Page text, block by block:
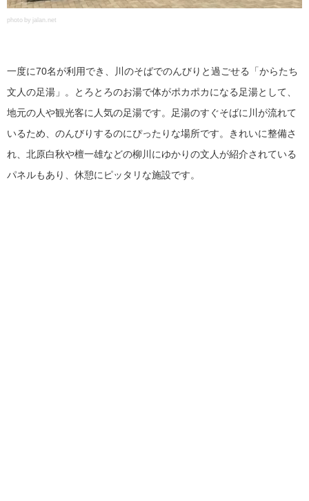
photo by jalan.net
一度に70名が利用でき、川のそばでのんびりと過ごせる「からたち
文人の足湯」。とろとろのお湯で体がポカポカになる足湯として、
地元の人や観光客に人気の足湯です。足湯のすぐそばに川が流れて
いるため、のんびりするのにぴったりな場所です。きれいに整備さ
れ、北原白秋や檀一雄などの柳川にゆかりの文人が紹介されている
パネルもあり、休憩にピッタリな施設です。